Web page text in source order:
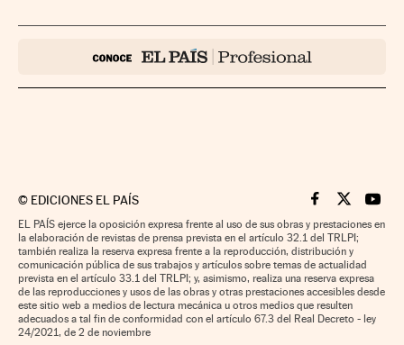
© EDICIONES EL PAÍS Cinco Días en
Cinco Días
Cinco
EL PAÍS ejerce la oposición expresa frente al uso de sus obras y prestaciones en
la elaboración de revistas de prensa prevista en el artículo 32.1 del TRLPI;
también realiza la reserva expresa frente a la reproducción, distribución y
comunicación pública de sus trabajos y artículos sobre temas de actualidad
prevista en el artículo 33.1 del TRLPI; y, asimismo, realiza una reserva expresa
de las reproducciones y usos de las obras y otras prestaciones accesibles desde
este sitio web a medios de lectura mecánica u otros medios que resulten
adecuados a tal fin de conformidad con el artículo 67.3 del Real Decreto - ley
24/2021, de 2 de noviembre